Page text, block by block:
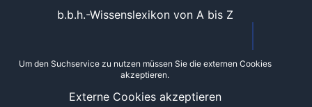
b.b.h.-Wissenslexikon von A bis Z
Um den Suchservice zu nutzen müssen Sie die externen Cookies
akzeptieren.
Externe Cookies akzeptieren